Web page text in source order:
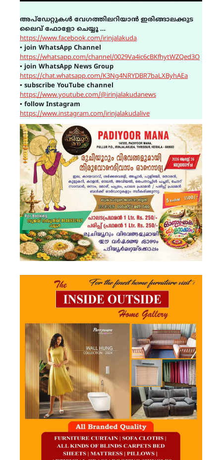
അപ്ഡേറ്റുകൾ വേഗത്തിലറിയാൻ ഇരിങ്ങാലക്കുട
ലൈവ് ഫോളോ ചെയ്യൂ …
https://www.facebook.com/irinjalakuda
▪ join WhatsApp Channel
https://whatsapp.com/channel/0029Va4ic6cBKfhytWZQed3O
▪ join WhatsApp News Group
https://chat.whatsapp.com/K3Ng4NRYDBR7baLXByhAEa
▪ subscribe YouTube channel
https://www.youtube.com/@irinjalakudanews
▪ follow Instagram
https://www.instagram.com/irinjalakudalive